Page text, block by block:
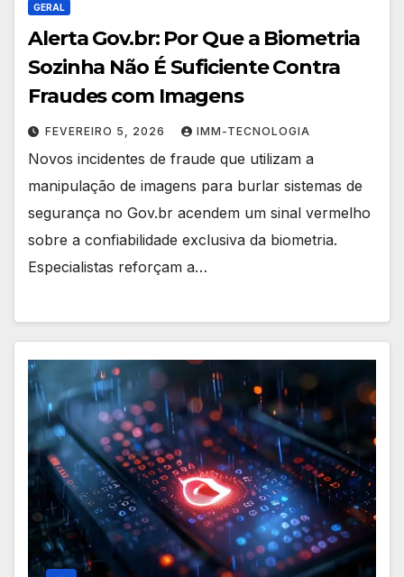
GERAL
Alerta Gov.br: Por Que a Biometria
Sozinha Não É Suficiente Contra
Fraudes com Imagens
FEVEREIRO 5, 2026 IMM-TECNOLOGIA
Novos incidentes de fraude que utilizam a
manipulação de imagens para burlar sistemas de
segurança no Gov.br acendem um sinal vermelho
sobre a confiabilidade exclusiva da biometria.
Especialistas reforçam a…